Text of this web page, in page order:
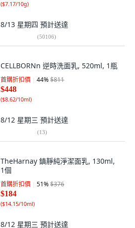
($7.17/10g)
8/13 星期四 預計送達
(50106)
CELLBORNn 逆時洗面乳, 520ml, 1瓶
首購折扣價 44%$811
$448
($8.62/10ml)
8/12 星期三 預計送達
(13)
TheHarnay 鎮靜純淨潔面乳, 130ml,
1個
首購折扣價 51%$376
$184
($14.15/10ml)
8/12 星期三 預計送達